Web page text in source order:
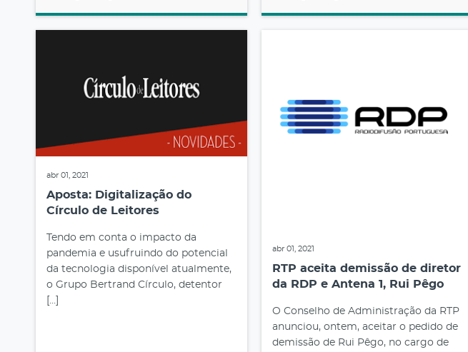
abr 01, 2021
Aposta: Digitalização do
Círculo de Leitores
Tendo em conta o impacto da
pandemia e usufruindo do potencial
da tecnologia disponível atualmente,
o Grupo Bertrand Círculo, detentor
[…]
abr 01, 2021
RTP aceita demissão de diretor
da RDP e Antena 1, Rui Pêgo
O Conselho de Administração da RTP
anunciou, ontem, aceitar o pedido de
demissão de Rui Pêgo, no cargo de